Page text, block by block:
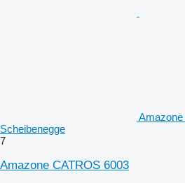
Scheibenegge
7
Amazone CATROS 6003